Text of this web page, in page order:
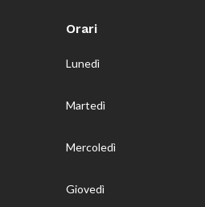
Orari
Lunedì
Martedì
Mercoledì
Giovedì